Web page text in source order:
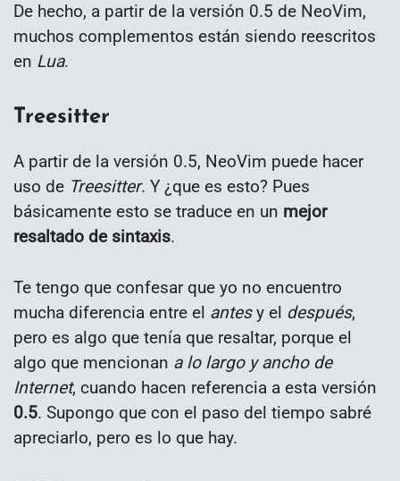
De hecho, a partir de la versión 0.5 de NeoVim,
muchos complementos están siendo reescritos
en Lua.
Treesitter
A partir de la versión 0.5, NeoVim puede hacer
uso de Treesitter. Y ¿que es esto? Pues
básicamente esto se traduce en un mejor
resaltado de sintaxis.
Te tengo que confesar que yo no encuentro
mucha diferencia entre el antesy el después,
pero es algo que tenía que resaltar, porque el
algo que mencionan a lo largo y ancho de
Internet, cuando hacen referencia a esta versión
0.5. Supongo que con el paso del tiempo sabré
apreciarlo, pero es lo que hay.